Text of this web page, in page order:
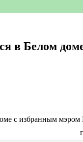
в Белом